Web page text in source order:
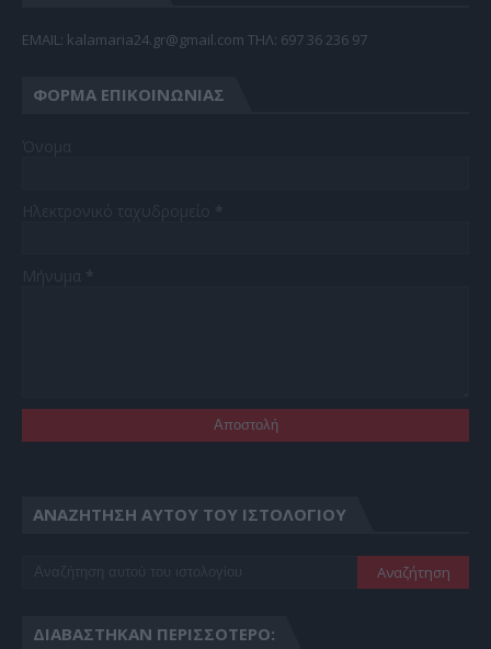
EMAIL: kalamaria24.gr@gmail.com TΗΛ: 697 36 236 97
ΦΌΡΜΑ ΕΠΙΚΟΙΝΩΝΊΑΣ
ΑΝΑΖΉΤΗΣΗ ΑΥΤΟΎ ΤΟΥ ΙΣΤΟΛΟΓΊΟΥ
ΔΙΑΒΆΣΤΗΚΑΝ ΠΕΡΙΣΣΌΤΕΡΟ: